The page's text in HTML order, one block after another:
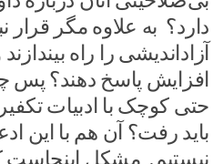
دارد؟ به علاوه مگر قرار
آزاداندیشی را راه
افزایش پاسخ دهند؟ پس
حتی کوچک با ادبیات
باید رفت؟ آن هم با این